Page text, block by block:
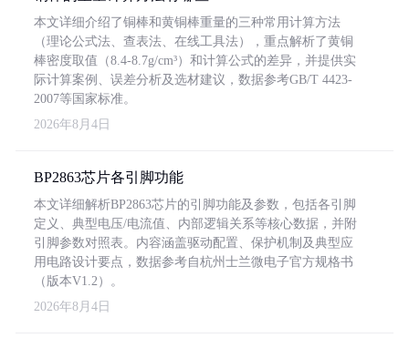
本文详细介绍了铜棒和黄铜棒重量的三种常用计算方法
（理论公式法、查表法、在线工具法），重点解析了黄铜
棒密度取值（8.4-8.7g/cm³）和计算公式的差异，并提供实
际计算案例、误差分析及选材建议，数据参考GB/T 4423-
2007等国家标准。
2026年8月4日
BP2863芯片各引脚功能
本文详细解析BP2863芯片的引脚功能及参数，包括各引脚
定义、典型电压/电流值、内部逻辑关系等核心数据，并附
引脚参数对照表。内容涵盖驱动配置、保护机制及典型应
用电路设计要点，数据参考自杭州士兰微电子官方规格书
（版本V1.2）。
2026年8月4日